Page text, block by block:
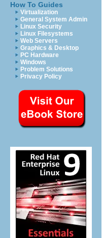
How To Guides
Virtualization
General System Admin
Linux Security
Linux Filesystems
Web Servers
Graphics & Desktop
PC Hardware
Windows
Problem Solutions
Privacy Policy